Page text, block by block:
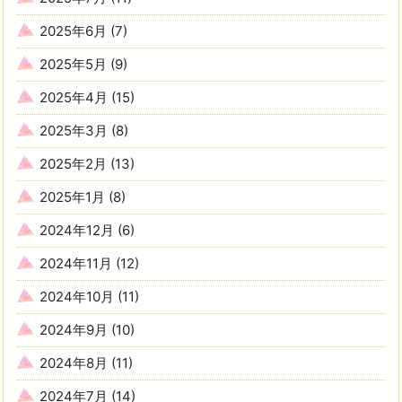
2025年6月 (7)
2025年5月 (9)
2025年4月 (15)
2025年3月 (8)
2025年2月 (13)
2025年1月 (8)
2024年12月 (6)
2024年11月 (12)
2024年10月 (11)
2024年9月 (10)
2024年8月 (11)
2024年7月 (14)